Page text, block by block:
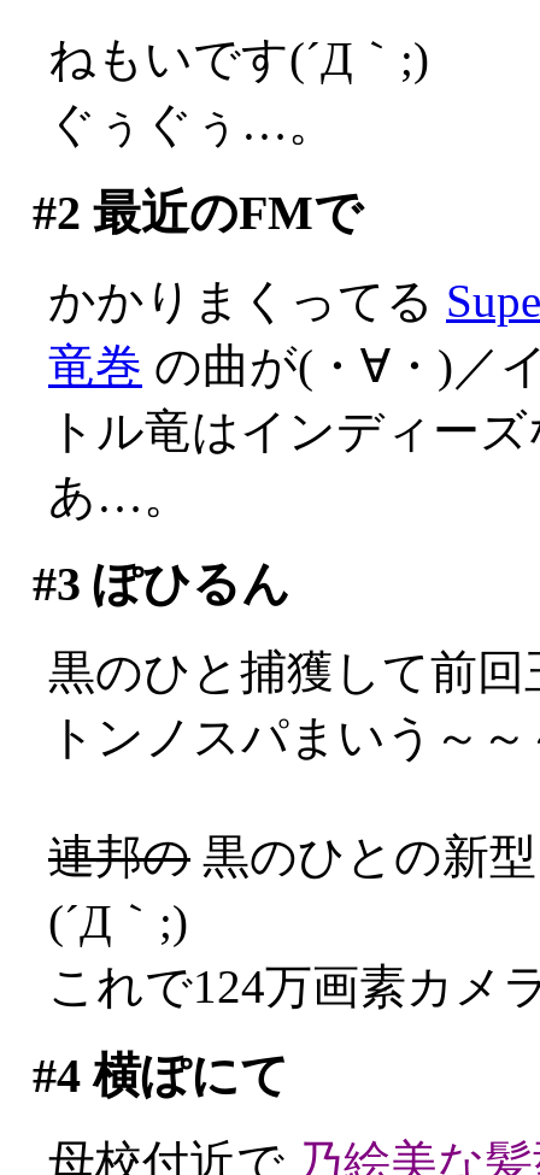
ねもいです(´Д｀;)
ぐぅぐぅ…。
#2 最近のFMで
かかりまくってる
竜巻 の曲が(・∀・)／
トル竜はインディー
あ…。
#3 ぽひるん
黒のひと捕獲して前
トンノスパまいう～
連邦の 黒のひとの新
(´Д｀;)
これで124万画素カメ
#4横ぽにて
母校付近で 乃絵美な